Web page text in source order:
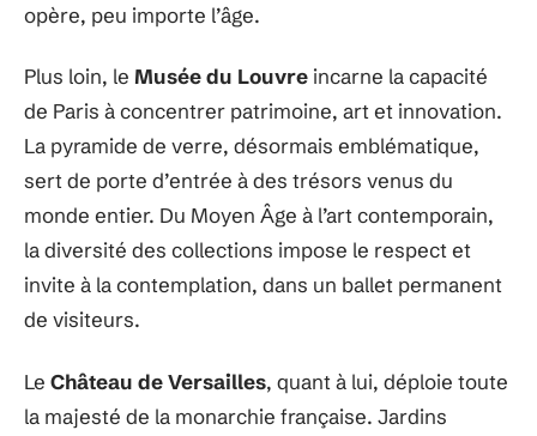
opère, peu importe l’âge.
Plus loin, le Musée du Louvre incarne la capacité
de Paris à concentrer patrimoine, art et innovation.
La pyramide de verre, désormais emblématique,
sert de porte d’entrée à des trésors venus du
monde entier. Du Moyen Âge à l’art contemporain,
la diversité des collections impose le respect et
invite à la contemplation, dans un ballet permanent
de visiteurs.
Le Château de Versailles, quant à lui, déploie toute
la majesté de la monarchie française. Jardins